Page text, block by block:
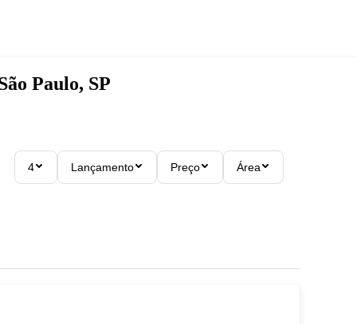
Paulo, SP
4 Lançamento Preço Área